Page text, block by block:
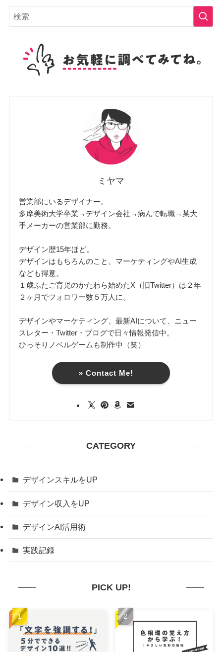
ミヤマ
営業部にいるデザイナー。
多摩美術大学卒業→デザイン会社→病んで転職→某大
手メーカーの営業部に勤務。
デザイン歴15年ほど。
デザインはもちろんのこと、マーケティングやAI生成
なども得意。
１歳ふたご育児のかたわら始めたX（旧Twitter）は２年
２ヶ月でフォロワー数５万人に。
デザインやマーケティング、最新AIについて、ニュー
スレター・Twitter・ブログで日々情報発信中。
ひっそりノベルゲームも制作中（笑）
» Contact Me!
CATEGORY
デザインスキルをUP
デザイン収入をUP
デザインAI活用術
実践記録
PICK UP!